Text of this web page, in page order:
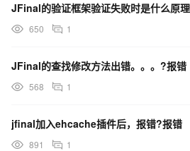
at
at
at
JFinal的验证框架验证失败时是什么原
650 1
JFinal的查找修改方法出错。。。?报错
568 1
jfinal加入ehcache插件后，报错?报错
891 1